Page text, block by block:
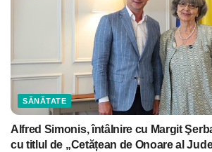
SĂNĂTATE
Alfred Simonis, întâlnire cu Margit
cu titlul de „Cetățean de Onoare al